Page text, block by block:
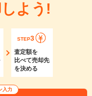
よう!
STEP3
査定額を
比べて売却先
を決める
入力